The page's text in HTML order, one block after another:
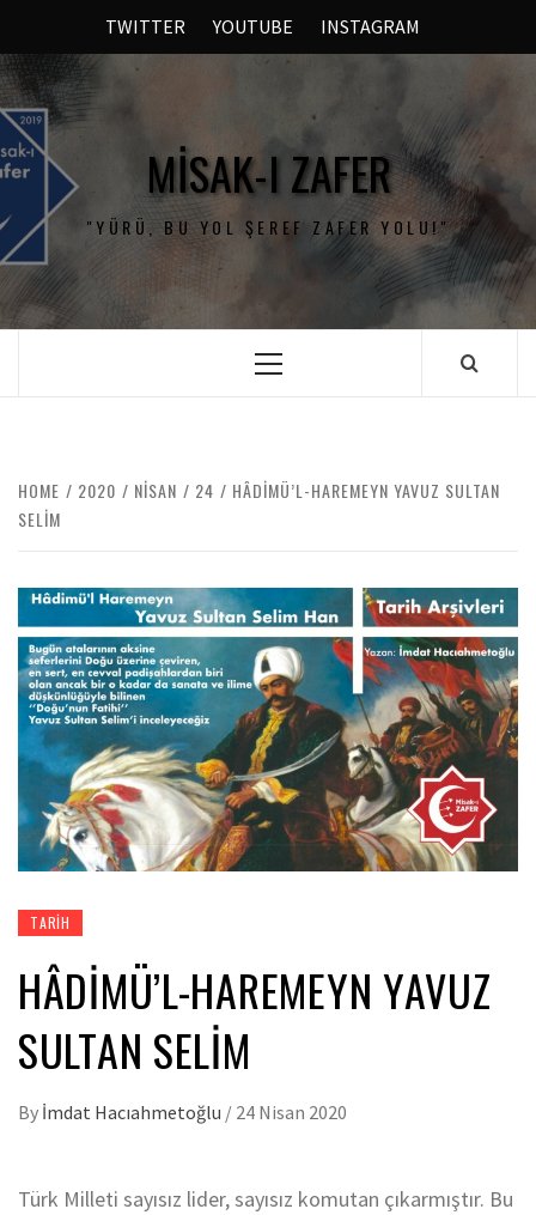
TWITTER YOUTUBE INSTAGRAM
MISAK-I ZAFER
"YÜRÜ, BU YOL ŞEREF ZAFER YOLU!"
HOME 2020 NISAN 24
HÂDİMÜ’L-HAREMEYN YAVUZ SULTAN
SELİM
TARIH
HÂDİMÜ’L-HAREMEYN YAVUZ
SULTAN SELİM
By İmdat Hacıahmetoğlu / 24 Nisan 2020
Türk Milleti sayısız lider, sayısız komutan çıkarmıştır. Bu